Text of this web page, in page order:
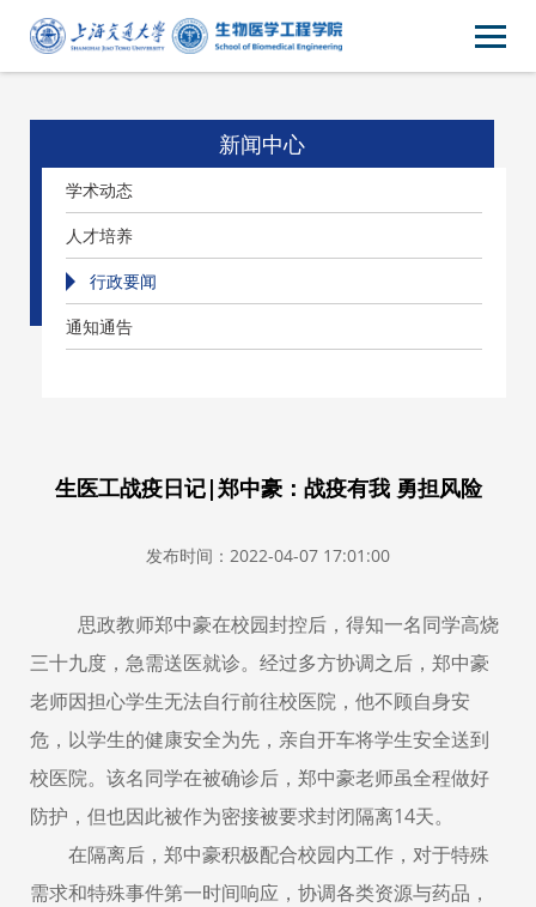
新闻中心
学术动态
人才培养
行政要闻
通知通告
生医工战疫日记|郑中豪：战疫有我 勇担风险
发布时间：2022-04-07 17:01:00
思政教师郑中豪在校园封控后，得知一名同学高烧
三十九度，急需送医就诊。经过多方协调之后，郑中豪
老师因担心学生无法自行前往校医院，他不顾自身安
危，以学生的健康安全为先，亲自开车将学生安全送到
校医院。该名同学在被确诊后，郑中豪老师虽全程做好
防护，但也因此被作为密接被要求封闭隔离14天。
在隔离后，郑中豪积极配合校园内工作，对于特殊
需求和特殊事件第一时间响应，协调各类资源与药品，